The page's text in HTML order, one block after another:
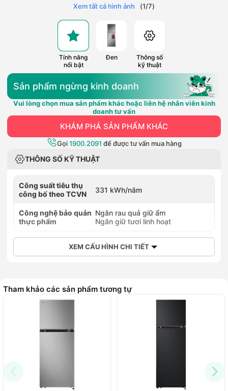
Xem tất cả hình ảnh (1/7)
Tính năng
nổi bật
Đen
Thông số
kỹ thuật
Sản phẩm ngừng kinh doanh
Vui lòng chọn mua sản phẩm khác hoặc liên hệ nhân viên kinh
doanh tư vấn
KHÁM PHÁ SẢN PHẨM KHÁC
Gọi1900.2091 để được tư vấn mua hàng
THÔNG SỐ KỸ THUẬT
Công suất tiêu thụ
công bố theo TCVN
331 kWh/năm
Công nghệ bảo quản
thực phẩm
Ngăn rau quả giữ ẩm
Ngăn giữ tươi linh hoạt
XEM CẤU HÌNH CHI TIẾT
Tham khảo các sản phẩm tương tự